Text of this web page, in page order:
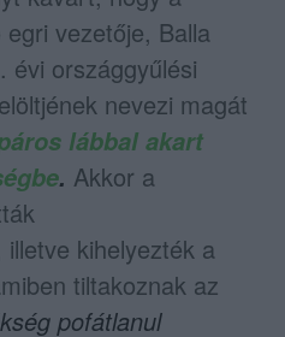
vezetője, Balla
évi országgyűlési
nevezi magát
lábbal akart
. Akkor a
kihelyezték a
tiltakoznak az
pofátlanul